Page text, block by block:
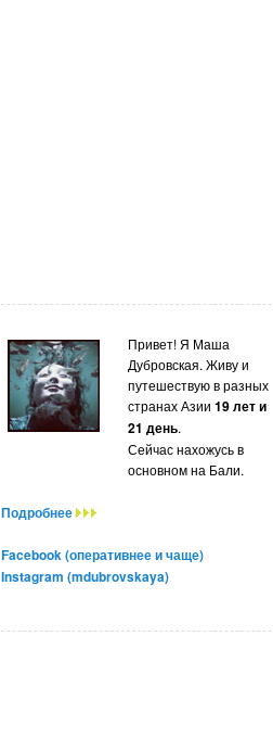
Привет! Я Маша
Дубровская. Живу и
путешествую в разных
странах Азии 19 лет и
21 день.
Сейчас нахожусь в
основном на Бали.
Подробнее
Facebook (оперативнее и чаще)
Instagram (mdubrovskaya)